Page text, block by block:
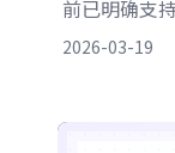
前已明确支
工具：金数
具最适合接
2026-03-19